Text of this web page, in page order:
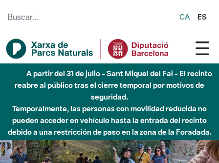
CA ES
A partir del 31 de julio - Sant Miquel del Fai - El recinto
reabre al público tras el cierre temporal por motivos de
seguridad.
Temporalmente, las personas con movilidad reducida no
pueden acceder en vehículo hasta la entrada del recinto
debido a una restricción de paso en la zona de la Foradada.